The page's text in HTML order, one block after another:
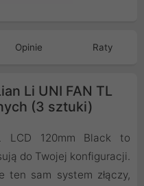
Opinie Raty
Li UNI FAN TL
(3 sztuki)
120mm Black to
do Twojej konfiguracji.
ten sam system złączy,